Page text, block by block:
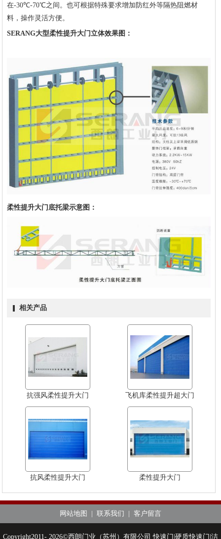
在-30℃-70℃之间。也可根据特殊要求增加防红外等隔热阻燃材
料，操作灵活方便。
SERANG大型柔性提升大门立体效果图：
柔性提升大门底托梁示意图：
相关产品
抗强风柔性提升大门 飞机库柔性提升超大门
抗风柔性提升大门 柔性提升大门
网站地图 | 联系我们 | 客户留言
Copyright2011- 2026©西朗门业（苏州）有限公司 快速门|硬质快速门|洁